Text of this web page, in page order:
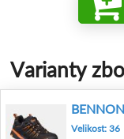
Varianty
Velikost: 36